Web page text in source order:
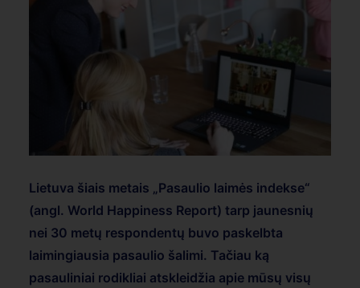
Lietuva šiais metais „Pasaulio laimės indekse“
(angl. World Happiness Report) tarp jaunesnių
nei 30 metų respondentų buvo paskelbta
laimingiausia pasaulio šalimi. Tačiau ką
pasauliniai rodikliai atskleidžia apie mūsų visų